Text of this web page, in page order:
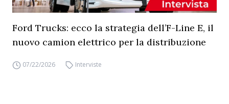
Ford Trucks: ecco la strategia dell’F-Line E, il
nuovo camion elettrico per la distribuzione
07/22/2026 Interviste